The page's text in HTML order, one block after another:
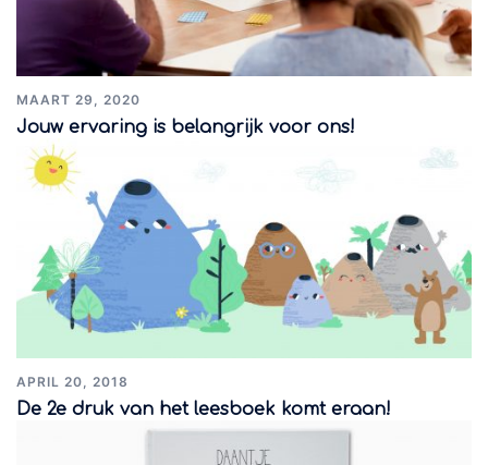
MAART 29, 2020
Jouw ervaring is belangrijk voor ons!
APRIL 20, 2018
De 2e druk van het leesboek komt eraan!